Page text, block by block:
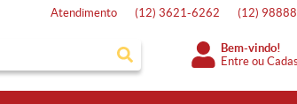
Atendimento (12) 3621-6262 (12)
Bem-vindo!
Entre ou